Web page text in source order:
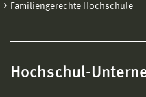
Familiengerechte Hochschule
Hochschul-